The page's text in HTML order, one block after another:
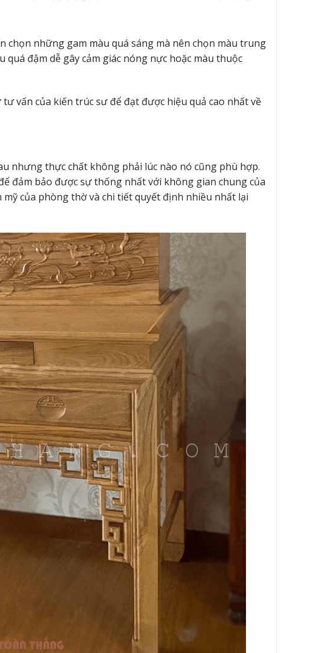
những gam màu quá sáng mà nên chọn màu trung
đậm dễ gây cảm giác nóng nực hoặc màu thuộc
vấn của kiến trúc sư để đạt được hiệu quả cao nhất về
nhưng thực chất không phải lúc nào nó cũng phù hợp.
đảm bảo được sự thống nhất với không gian chung của
của phòng thờ và chi tiết quyết định nhiều nhất lại